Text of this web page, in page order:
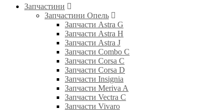
Запчастини
Запчастини Опель
Запчасти Astra G
Запчасти Astra H
Запчасти Astra J
Запчасти Combo C
Запчасти Corsa C
Запчасти Corsa D
Запчасти Insignia
Запчасти Meriva A
Запчасти Vectra C
Запчасти Vivaro